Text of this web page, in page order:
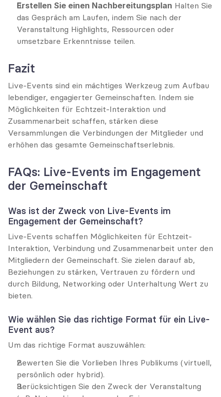
Erstellen Sie einen Nachbereitungsplan Halten Sie
das Gespräch am Laufen, indem Sie nach der
Veranstaltung Highlights, Ressourcen oder
umsetzbare Erkenntnisse teilen.
Fazit
Live-Events sind ein mächtiges Werkzeug zum Aufbau
lebendiger, engagierter Gemeinschaften. Indem sie
Möglichkeiten für Echtzeit-Interaktion und
Zusammenarbeit schaffen, stärken diese
Versammlungen die Verbindungen der Mitglieder und
erhöhen das gesamte Gemeinschaftserlebnis.
FAQs: Live-Events im Engagement
der Gemeinschaft
Was ist der Zweck von Live-Events im
Engagement der Gemeinschaft?
Live-Events schaffen Möglichkeiten für Echtzeit-
Interaktion, Verbindung und Zusammenarbeit unter den
Mitgliedern der Gemeinschaft. Sie zielen darauf ab,
Beziehungen zu stärken, Vertrauen zu fördern und
durch Bildung, Networking oder Unterhaltung Wert zu
bieten.
Wie wählen Sie das richtige Format für ein Live-
Event aus?
Um das richtige Format auszuwählen:
Bewerten Sie die Vorlieben Ihres Publikums (virtuell,
persönlich oder hybrid).
Berücksichtigen Sie den Zweck der Veranstaltung